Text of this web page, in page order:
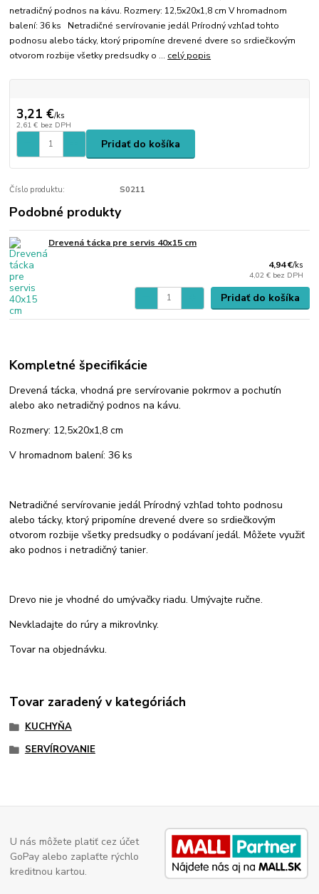
netradičný podnos na kávu. Rozmery: 12,5x20x1,8 cm V hromadnom
balení: 36 ks Netradičné servírovanie jedál Prírodný vzhľad tohto
podnosu alebo tácky, ktorý pripomíne drevené dvere so srdiečkovým
otvorom rozbije všetky predsudky o ... celý popis
3,21 €/ks
2,61 € bez DPH
Pridať do košíka
Číslo produktu: S0211
Podobné produkty
Drevená tácka pre servis 40x15 cm
4,94 €/ks
4,02 € bez DPH
Pridať do košíka
Kompletné špecifikácie
Drevená tácka, vhodná pre servírovanie pokrmov a pochutín
alebo ako netradičný podnos na kávu.
Rozmery: 12,5x20x1,8 cm
V hromadnom balení: 36 ks
Netradičné servírovanie jedál Prírodný vzhľad tohto podnosu
alebo tácky, ktorý pripomíne drevené dvere so srdiečkovým
otvorom rozbije všetky predsudky o podávaní jedál. Môžete využiť
ako podnos i netradičný tanier.
Drevo nie je vhodné do umývačky riadu. Umývajte ručne.
Nevkladajte do rúry a mikrovlnky.
Tovar na objednávku.
Tovar zaradený v kategóriách
KUCHYŇA
SERVÍROVANIE
U nás môžete platiť cez účet
GoPay alebo zaplaťte rýchlo
kreditnou kartou.